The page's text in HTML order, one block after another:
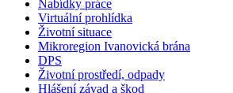
Nabídky práce
Virtuální prohlídka
Životní situace
Mikroregion Ivanovická brána
DPS
Životní prostředí, odpady
Hlášení závad a škod